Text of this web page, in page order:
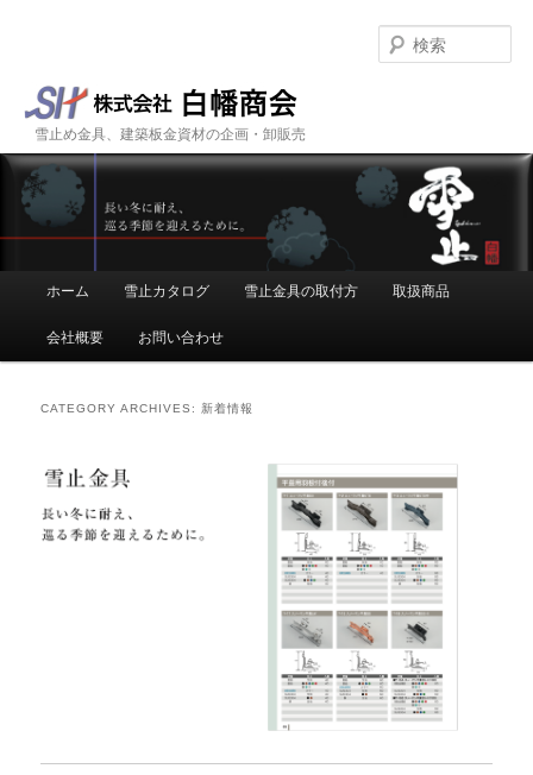
株式会社 白幡商会
雪止め金具、建築板金資材の企画・卸販売
Skip to primary content
Skip to secondary content
ホーム 雪止カタログ 雪止金具の取付方 取扱商品
会社概要 お問い合わせ
CATEGORY ARCHIVES:新着情報